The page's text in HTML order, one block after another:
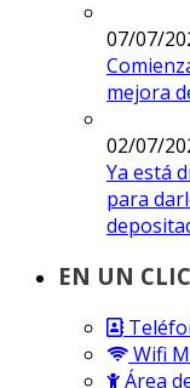
07/07/
mejora
02/07/
Ya está
para
EN UN
Wifi
Área